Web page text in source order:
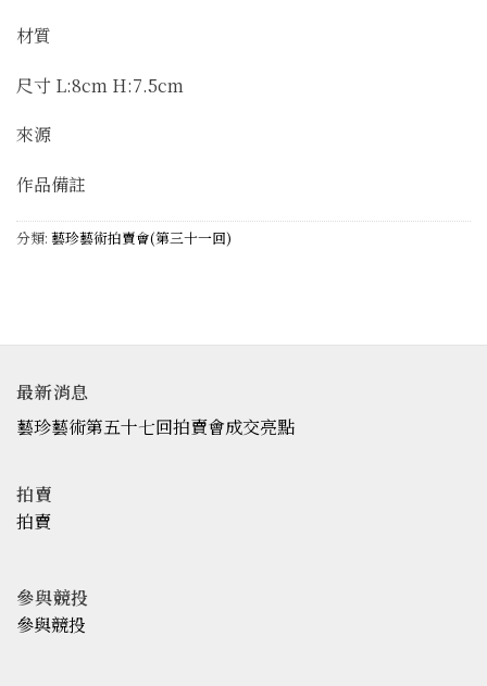
材質
尺寸 L:8cm H:7.5cm
來源
作品備註
分類: 藝珍藝術拍賣會(第三十一回)
最新消息
藝珍藝術第五十七回拍賣會成交亮點
拍賣
拍賣
參與競投
參與競投